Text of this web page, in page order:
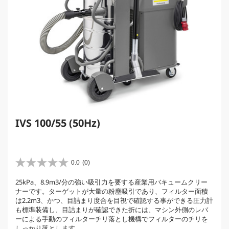
IVS 100/55 (50Hz)
0.0 (0)
星
.
0
／
5
個
25kPa、8.9m3/分の強い吸引力を要する産業用バキュームクリー
ナーです。ターゲットが大量の粉塵吸引であり、フィルター面積
は2.2m3、かつ、目詰まり度合を目視で確認する事ができる圧力計
も標準装備し、目詰まりが確認できた折には、マシン外側のレバ
ーによる手動のフィルターチリ落とし機構でフィルターのチリを